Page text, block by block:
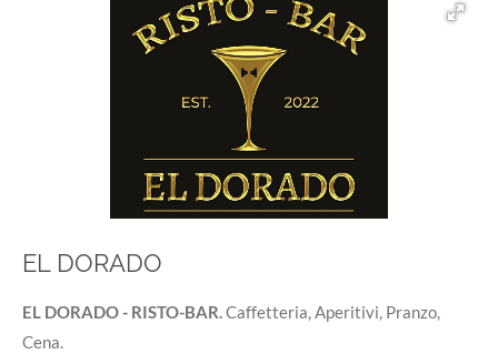
EL DORADO
EL DORADO- RISTO-BAR.Caffetteria, Aperitivi, Pranzo,
Cena.